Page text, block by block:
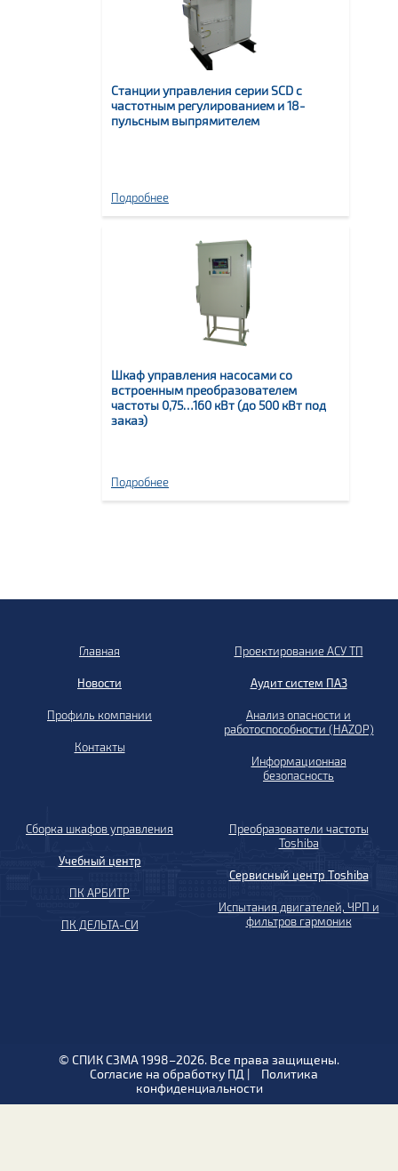
Станции управления серии SCD с
частотным регулированием и 18-
пульсным выпрямителем
Подробнее
Шкаф управления насосами со
встроенным преобразователем
частоты 0,75…160 кВт (до 500 кВт под
заказ)
Подробнее
Главная
Новости
Профиль компании
Контакты
Проектирование АСУ ТП
Аудит систем ПАЗ
Анализ опасности и
работоспособности (HAZOP)
Информационная
безопасность
Сборка шкафов управления
Учебный центр
ПК АРБИТР
ПК ДЕЛЬТА-СИ
Преобразователи частоты
Toshiba
Сервисный центр Toshiba
Испытания двигателей, ЧРП и
фильтров гармоник
© СПИК СЗМА 1998–2026. Все права защищены.
Согласие на обработку ПД |
Политика
конфиденциальности